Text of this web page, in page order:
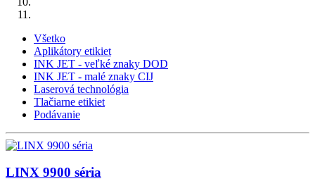
Všetko
Aplikátory etikiet
INK JET - veľké znaky DOD
INK JET - malé znaky CIJ
Laserová technológia
Tlačiarne etikiet
Podávanie
LINX 9900 séria